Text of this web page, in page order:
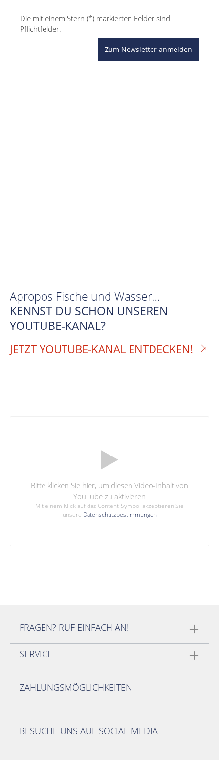
Die mit einem Stern (*) markierten Felder sind
Pflichtfelder.
Zum Newsletter anmelden
Apropos Fische und Wasser…
KENNST DU SCHON UNSEREN
YOUTUBE-KANAL?
JETZT YOUTUBE-KANAL ENTDECKEN!
Bitte klicken Sie hier, um diesen Video-Inhalt von
YouTube zu aktivieren
Mit einem Klick auf das Content-Symbol akzeptieren Sie
unsere Datenschutzbestimmungen
FRAGEN? RUF EINFACH AN!
SERVICE
ZAHLUNGSMÖGLICHKEITEN
BESUCHE UNS AUF SOCIAL-MEDIA